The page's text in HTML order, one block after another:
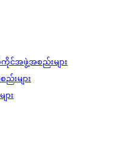
င်အဖွဲ့အစည်းများ
းများ
ား